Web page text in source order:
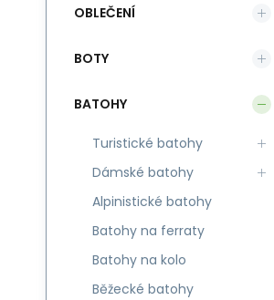
-10%
SLEVA
Sea To Summit
Sil Dry Sack 20l
DETAIL(1VARIANTA)
Oblíbený
Porovnat
Ultra lehký nepromokavý
vak o objemu 20 litrů.
OBLEČENÍ
BOTY
BATOHY
Turistické batohy
Dámské batohy
Alpinistické batohy
Batohy na ferraty
Batohy na kolo
Běžecké batohy